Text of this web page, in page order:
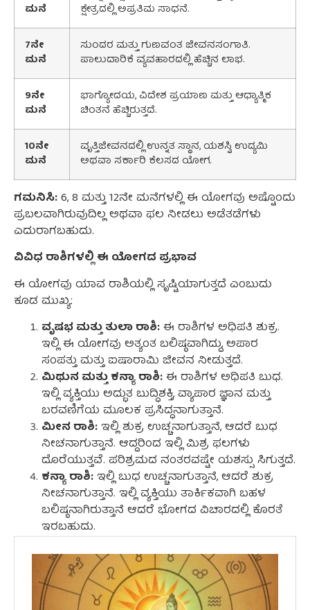
ಮನೆ
ಕ್ಷೇತ್ರದಲ್ಲಿ ಅಪ್ರತಿಮ ಸಾಧನೆ.
7ನೇ
ಮನೆ
ಸುಂದರ ಮತ್ತು ಗುಣವಂತ ಜೀವನಸಂಗಾತಿ.
ಪಾಲುದಾರಿಕೆ ವ್ಯವಹಾರದಲ್ಲಿ ಹೆಚ್ಚಿನ ಲಾಭ.
9ನೇ
ಮನೆ
ಭಾಗ್ಯೋದಯ, ವಿದೇಶ ಪ್ರಯಾಣ ಮತ್ತು ಆಧ್ಯಾತ್ಮಿಕ
ಚಿಂತನೆ ಹೆಚ್ಚಿರುತ್ತದೆ.
10ನೇ
ಮನೆ
ವೃತ್ತಿಜೀವನದಲ್ಲಿ ಉನ್ನತ ಸ್ಥಾನ, ಯಶಸ್ವಿ ಉದ್ಯಮಿ
ಅಥವಾ ಸರ್ಕಾರಿ ಕೆಲಸದ ಯೋಗ.
ಗಮನಿಸಿ:6, 8 ಮತ್ತು 12ನೇ ಮನೆಗಳಲ್ಲಿ ಈ ಯೋಗವು ಅಷ್ಟೊಂದು
ಪ್ರಬಲವಾಗಿರುವುದಿಲ್ಲ ಅಥವಾ ಫಲ ನೀಡಲು ಅಡೆತಡೆಗಳು
ಎದುರಾಗಬಹುದು.
ವಿವಿಧ ರಾಶಿಗಳಲ್ಲಿ ಈ ಯೋಗದ ಪ್ರಭಾವ
ಈ ಯೋಗವು ಯಾವ ರಾಶಿಯಲ್ಲಿ ಸೃಷ್ಟಿಯಾಗುತ್ತದೆ ಎಂಬುದು
ಕೂಡ ಮುಖ್ಯ:
ವೃಷಭ ಮತ್ತು ತುಲಾ ರಾಶಿ:ಈ ರಾಶಿಗಳ ಅಧಿಪತಿ ಶುಕ್ರ.
ಇಲ್ಲಿ ಈ ಯೋಗವು ಅತ್ಯಂತ ಬಲಿಷ್ಠವಾಗಿದ್ದು, ಅಪಾರ
ಸಂಪತ್ತು ಮತ್ತು ಐಷಾರಾಮಿ ಜೀವನ ನೀಡುತ್ತದೆ.
ಮಿಥುನ ಮತ್ತು ಕನ್ಯಾ ರಾಶಿ:ಈ ರಾಶಿಗಳ ಅಧಿಪತಿ ಬುಧ.
ಇಲ್ಲಿ ವ್ಯಕ್ತಿಯು ಅದ್ಭುತ ಬುದ್ಧಿಶಕ್ತಿ, ವ್ಯಾಪಾರ ಜ್ಞಾನ ಮತ್ತು
ಬರವಣಿಗೆಯ ಮೂಲಕ ಪ್ರಸಿದ್ಧನಾಗುತ್ತಾನೆ.
ಮೀನ ರಾಶಿ: ಇಲ್ಲಿ ಶುಕ್ರ ಉಚ್ಚನಾಗುತ್ತಾನೆ, ಆದರೆ ಬುಧ
ನೀಚನಾಗುತ್ತಾನೆ. ಆದ್ದರಿಂದ ಇಲ್ಲಿ ಮಿಶ್ರ ಫಲಗಳು
ದೊರೆಯುತ್ತವೆ. ಪರಿಶ್ರಮದ ನಂತರವಷ್ಟೇ ಯಶಸ್ಸು ಸಿಗುತ್ತದೆ.
ಕನ್ಯಾ ರಾಶಿ: ಇಲ್ಲಿ ಬುಧ ಉಚ್ಚನಾಗುತ್ತಾನೆ, ಆದರೆ ಶುಕ್ರ
ನೀಚನಾಗುತ್ತಾನೆ. ಇಲ್ಲಿ ವ್ಯಕ್ತಿಯು ತಾರ್ಕಿಕವಾಗಿ ಬಹಳ
ಬಲಿಷ್ಠನಾಗಿರುತ್ತಾನೆ ಆದರೆ ಭೋಗದ ವಿಚಾರದಲ್ಲಿ ಕೊರತೆ
ಇರಬಹುದು.